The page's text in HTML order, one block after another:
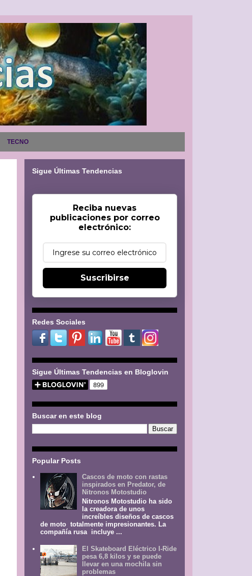
TECNO
Sigue Últimas Tendencias
Reciba nuevas
publicaciones por correo
electrónico:
Suscribirse
Redes Sociales
Sigue Últimas Tendencias en Bloglovin
Buscar en este blog
Popular Posts
Cascos de moto con rastas
inspirados en Predator, de
Nitronos Motostudio
Nitronos Motostudio ha sido
la creadora de unos
increíbles diseños de cascos
de moto totalmente impresionantes. La
compañía rusa incluye ...
El Skateboard Eléctrico I-Ride
pesa 6,8 kilos y se puede
llevar en una mochila sin
problemas